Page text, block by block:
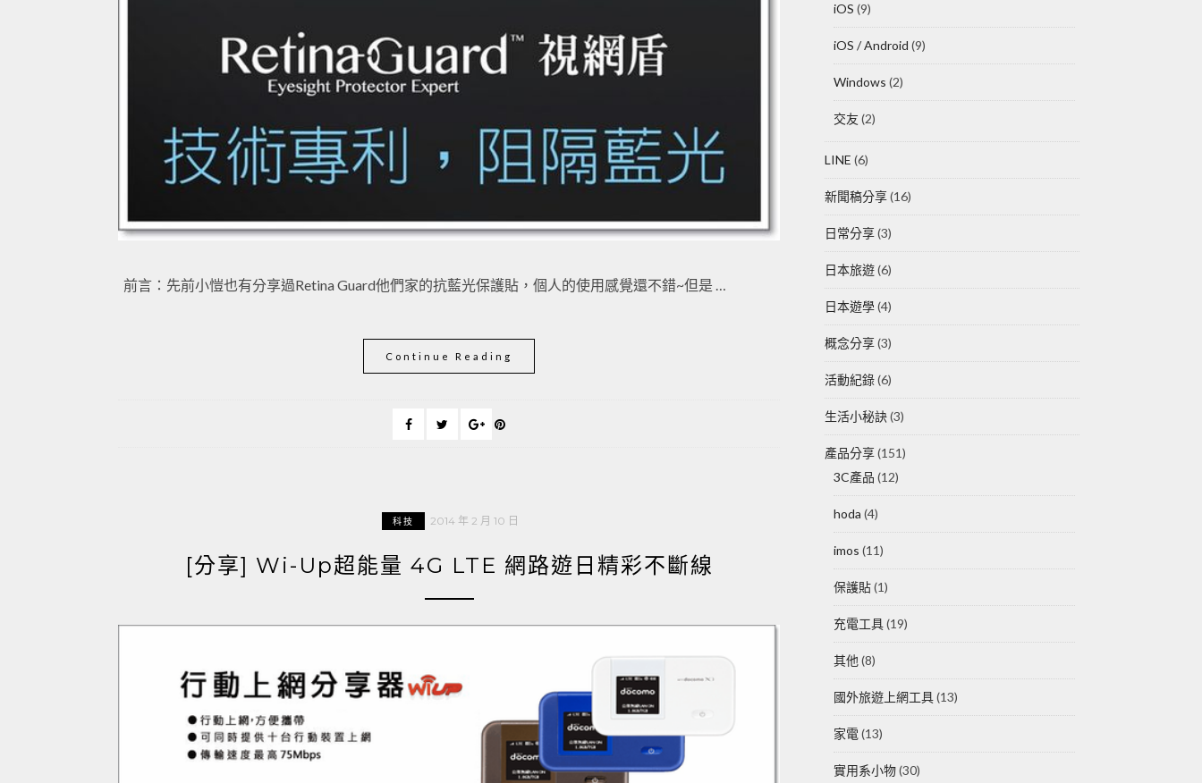
前言：先前小愷也有分享過Retina Guard他們家的抗藍光保護貼，個人的使用感覺還不錯~但是 …
Continue Reading
科技 2014 年 2 月 10 日
[分享] Wi-Up超能量 4G LTE 網路遊日精彩不斷線
iOS (9)
iOS / Android (9)
Windows (2)
交友 (2)
LINE (6)
新聞稿分享(16)
日常分享(3)
日本旅遊(6)
日本遊學(4)
概念分享(3)
活動紀錄(6)
生活小秘訣(3)
產品分享(151)
3C產品 (12)
hoda (4)
imos (11)
保護貼(1)
充電工具(19)
其他 (8)
國外旅遊上網工具(13)
家電 (13)
實用系小物(30)